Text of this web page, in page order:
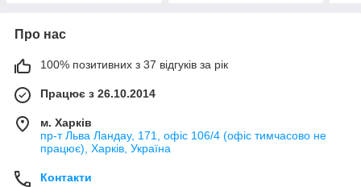
Про нас
100% позитивних з 37 відгуків за рік
Працює з 26.10.2014
м. Харків
пр-т Льва Ландау, 171, офіс 106/4 (офіс тимчасово не
працює), Харків, Україна
Контакти